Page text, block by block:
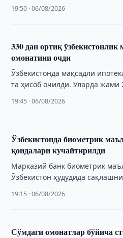
19:50 · 06/08/2026
330 дан ортиқ ўзбекистонлик
омонатини очди
Ўзбекистонда мақсадли
та ҳисоб очилди. Уларда жами
19:45 · 06/08/2026
Ўзбекистонда биометрик
қоидалари кучайтирилди
Марказий банк биометрик
Ўзбекистон ҳудудида
19:15 · 06/08/2026
Сўмдаги омонатлар бўйича